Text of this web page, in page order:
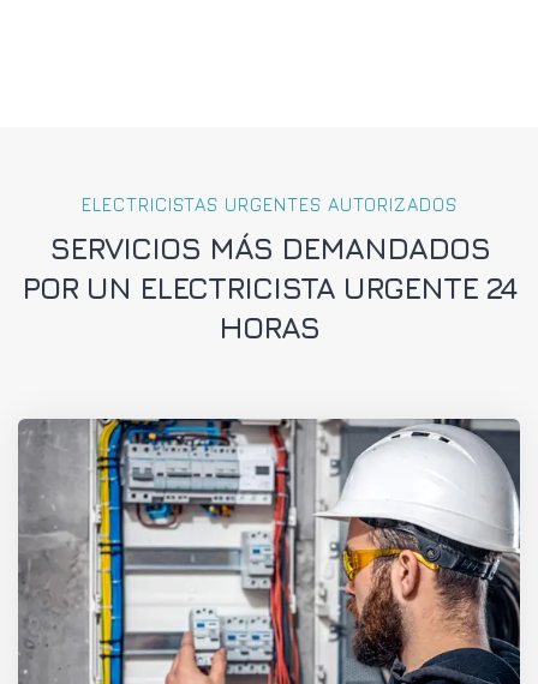
ELECTRICISTAS URGENTES AUTORIZADOS
SERVICIOS MÁS DEMANDADOS
POR UN ELECTRICISTA URGENTE 24
HORAS